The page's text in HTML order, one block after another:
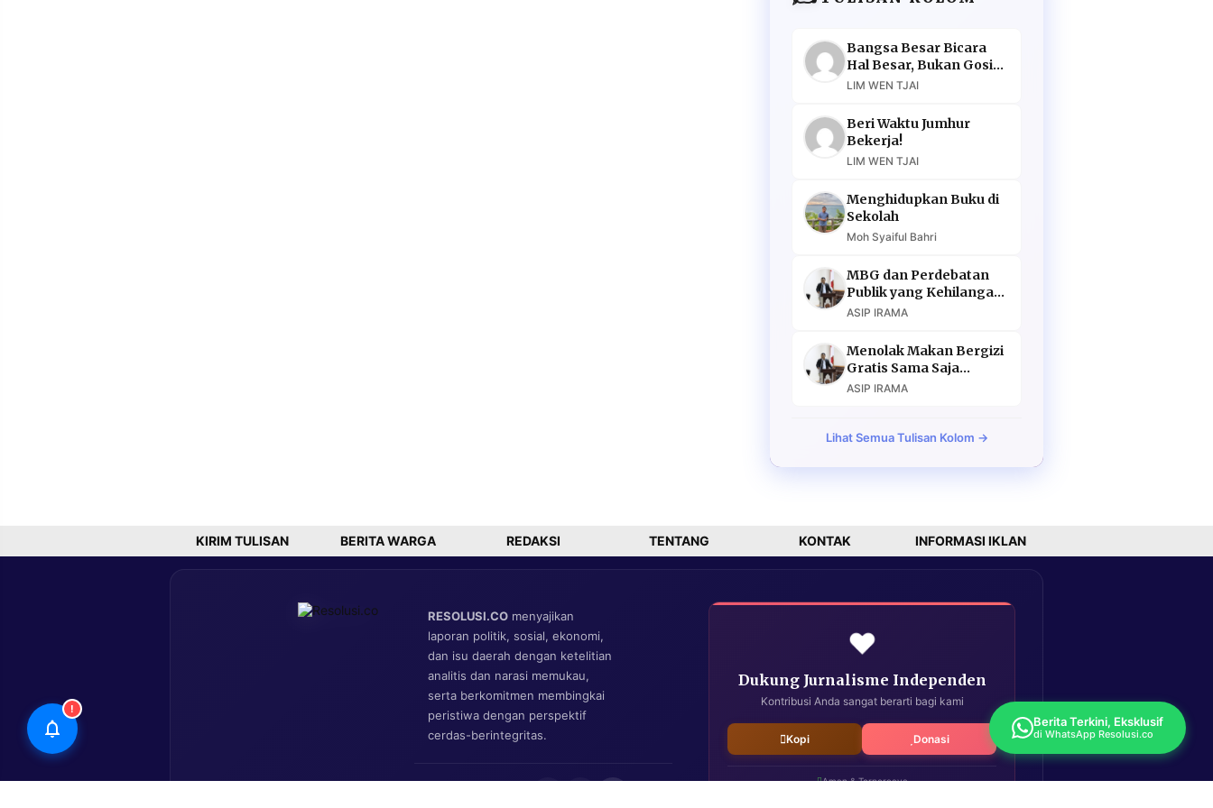
Bangsa Besar Bicara
Hal Besar, Bukan Gosip
Murahan
LIM WEN TJAI
Beri Waktu Jumhur
Bekerja!
LIM WEN TJAI
Menghidupkan Buku di
Sekolah
Moh Syaiful Bahri
MBG dan Perdebatan
Publik yang Kehilangan
Argumen
ASIP IRAMA
Menolak Makan Bergizi
Gratis Sama Saja
Menolak Masa Depan
ASIP IRAMA
Lihat Semua Tulisan Kolom →
KIRIM TULISAN BERITA WARGA REDAKSI TENTANG KONTAK INFORMASI IKLAN
RESOLUSI.CO menyajikan
laporan politik, sosial, ekonomi,
dan isu daerah dengan ketelitian
analitis dan narasi memukau,
serta berkomitmen membingkai
peristiwa dengan perspektif
cerdas-berintegritas.
❤️
Dukung Jurnalisme Independen
Kontribusi Anda sangat berarti bagi kami
Kopi Donasi
Aman & Terpercaya
!
Berita Terkini, Eksklusif
di WhatsApp Resolusi.co